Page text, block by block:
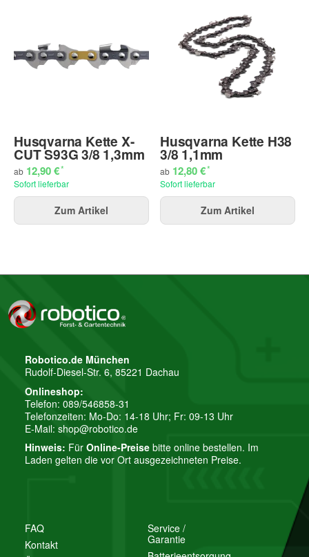
Husqvarna Kette X-
CUT S93G 3/8 1,3mm
ab 12,90 €*
Sofort lieferbar
Zum Artikel
Husqvarna Kette H38
3/8 1,1mm
ab 12,80 €*
Sofort lieferbar
Zum Artikel
FAQ
Kontakt
Service /
Garantie
Robotico.de München
Rudolf-Diesel-Str. 6, 85221 Dachau
Onlineshop:
Telefon: 089/546858-31
Telefonzeiten: Mo-Do: 14-18 Uhr; Fr: 09-13 Uhr
E-Mail: shop@robotico.de
Hinweis: Für Online-Preise bitte online bestellen. Im
Laden gelten die vor Ort ausgezeichneten Preise.